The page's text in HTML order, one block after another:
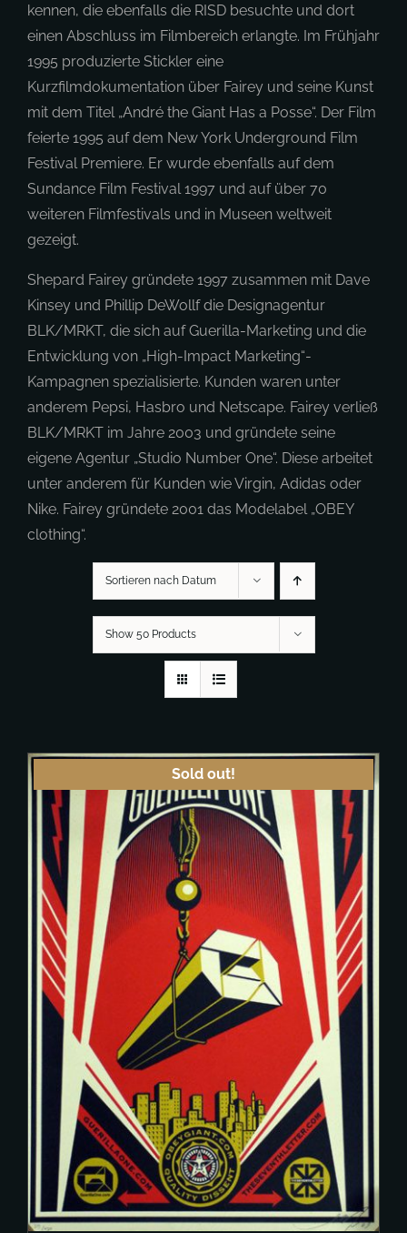
kennen, die ebenfalls die RISD besuchte und dort
einen Abschluss im Filmbereich erlangte. Im Frühjahr
1995 produzierte Stickler eine
Kurzfilmdokumentation über Fairey und seine Kunst
mit dem Titel „André the Giant Has a Posse“. Der Film
feierte 1995 auf dem New York Underground Film
Festival Premiere. Er wurde ebenfalls auf dem
Sundance Film Festival 1997 und auf über 70
weiteren Filmfestivals und in Museen weltweit
gezeigt.
Shepard Fairey gründete 1997 zusammen mit Dave
Kinsey und Phillip DeWollf die Designagentur
BLK/MRKT, die sich auf Guerilla-Marketing und die
Entwicklung von „High-Impact Marketing“-
Kampagnen spezialisierte. Kunden waren unter
anderem Pepsi, Hasbro und Netscape. Fairey verließ
BLK/MRKT im Jahre 2003 und gründete seine
eigene Agentur „Studio Number One“. Diese arbeitet
unter anderem für Kunden wie Virgin, Adidas oder
Nike. Fairey gründete 2001 das Modelabel „OBEY
clothing“.
Sortieren nach Datum
Show 50 Products
Sold out!